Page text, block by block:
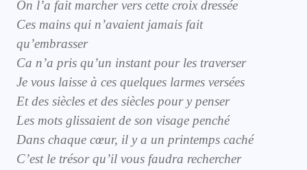
On l’a fait marcher vers cette croix dressée
Ces mains qui n’avaient jamais fait
qu’embrasser
Ca n’a pris qu’un instant pour les traverser
Je vous laisse à ces quelques larmes versées
Et des siècles et des siècles pour y penser
Les mots glissaient de son visage penché
Dans chaque cœur, il y a un printemps caché
C’est le trésor qu’il vous faudra rechercher